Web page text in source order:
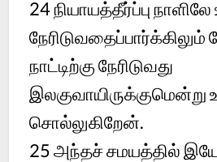
24நியாயத்தீர்ப்பு
நாட்டிற்கு நேரிடுவது
இலகுவாயிருக்குமென்று
சொல்லுகிறேன்.
25அந்தச் சமயத்தில்